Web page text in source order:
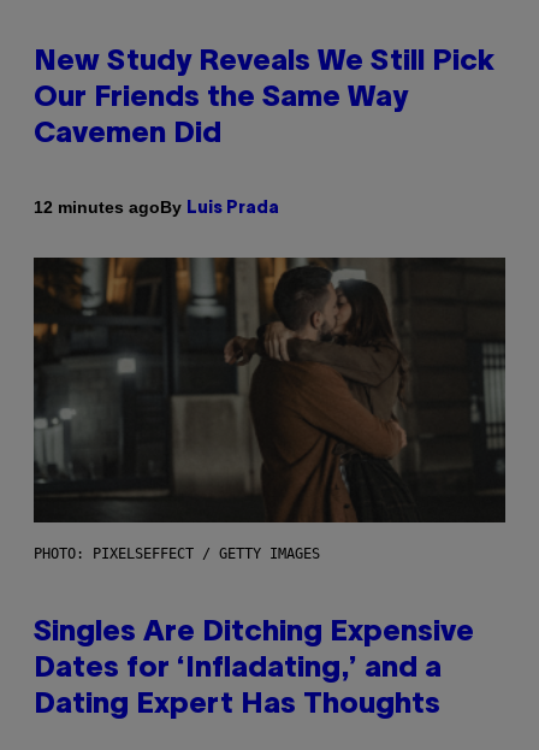
New Study Reveals We Still Pick
Our Friends the Same Way
Cavemen Did
12 minutes agoBy Luis Prada
PHOTO: PIXELSEFFECT / GETTY IMAGES
Singles Are Ditching Expensive
Dates for ‘Infladating,’ and a
Dating Expert Has Thoughts